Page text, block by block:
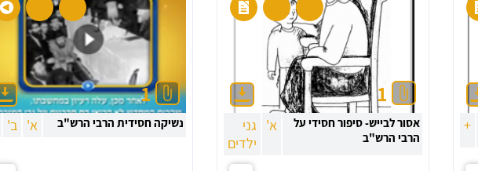
+
1
אסור לבייש- סיפור חסידי על
הרבי הרש"ב
א'
גני
ילדים
1
נשיקה חסידית הרבי הרש"ב א' ב'